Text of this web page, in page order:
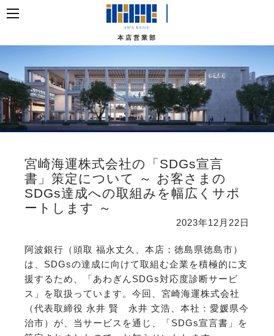
本店営業部
宮崎海運株式会社の「SDGs宣言
書」策定について ～ お客さまの
SDGs達成への取組みを幅広くサポ
ートします ～
2023年12月22日
阿波銀行（頭取 福永丈久、本店：徳島県徳島市）
は、SDGsの達成に向けて取組む企業を積極的に支
援するため、「あわぎんSDGs対応度診断サービ
ス」を取扱っています。今回、宮崎海運株式会社
（代表取締役 永井 賢 永井 文浩、本社：愛媛県今
治市）が、当サービスを通じ、「SDGs宣言書」を